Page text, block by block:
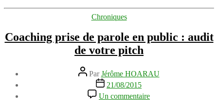
Catégories
Chroniques
Coaching prise de parole en public : audit
de votre pitch
Auteur
de
l’article
ParJérôme HOARAU
Date
de
l’article
21/08/2015
Un commentaire
Coaching